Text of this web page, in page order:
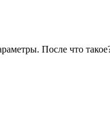
После что